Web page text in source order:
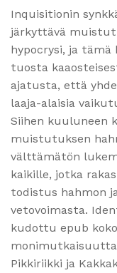
Inquisitionin
järkyttävä
hypocrysi, ja
tuosta
ajatusta, että
laaja-alaisia
Siihen kuuluneen
muistutuksen
välttämätön
kaikille, jotka
todistus hahmon
vetovoimasta.
kudottu epub
Pikkiriikki ja